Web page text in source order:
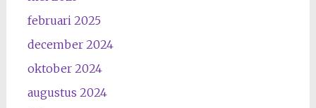
februari 2025
december 2024
oktober 2024
augustus 2024